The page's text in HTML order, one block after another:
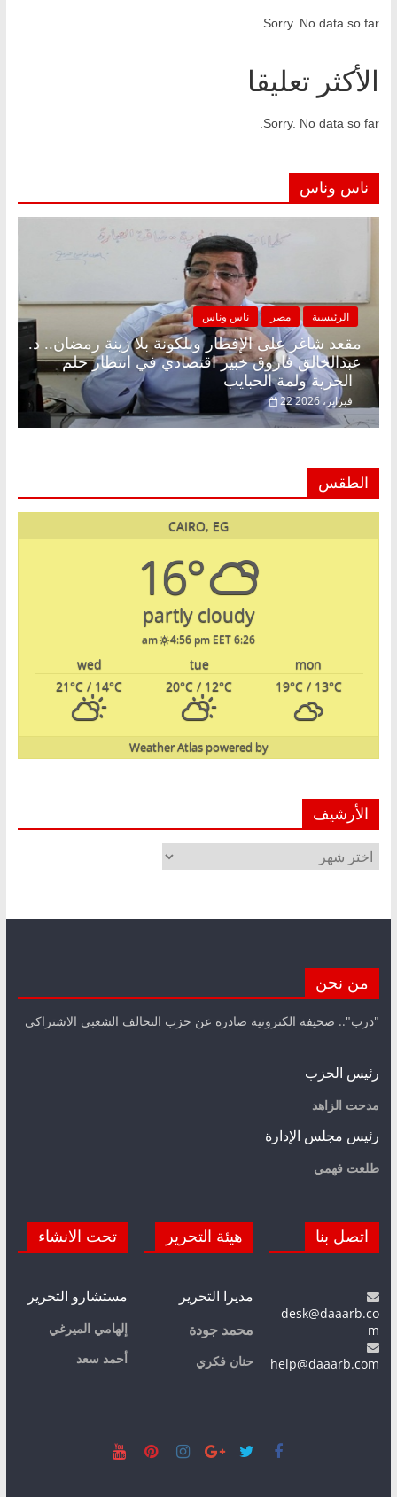
Sorry. No data so far.
الأكثر تعليقا
Sorry. No data so far.
ناس وناس
الرئيسية مصر ناس وناس
مقعد شاغر على الإفطار وبلكونة بلا زينة رمضان.. د.
عبدالخالق فاروق خبير اقتصادي في انتظار حلم
22 فبراير، 2026
الطقس
CAIRO, EG
16°
partly cloudy
6:26 am
4:56 pm EET
mon
tue
wed
19°C/ 13°C
20°C / 12°C
21°C / 14°C
powered by
Weather Atlas
الأرشيف
الأرشيف
من نحن
"درب".. صحيفة الكترونية صادرة عن حزب التحالف الشعبي الاشتراكي
رئيس الحزب
مدحت الزاهد
رئيس مجلس الإدارة
طلعت فهمي
اتصل بنا
desk@daaarb.co
m
help@daaarb.com
هيئة التحرير
مديرا التحرير
محمد جودة
حنان فكري
تحت الانشاء
مستشارو التحرير
إلهامي الميرغي
أحمد سعد